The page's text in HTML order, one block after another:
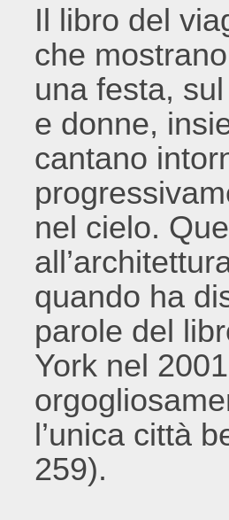
Il libro del
che
una festa,
e donne,
cantano
nel cielo.
quando ha
parole del
York nel
l’unica città
259).